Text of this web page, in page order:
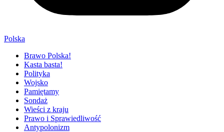
Polska
Brawo Polska!
Kasta basta!
Polityka
Wojsko
Pamiętamy
Sondaż
Wieści z kraju
Prawo i Sprawiedliwość
Antypolonizm